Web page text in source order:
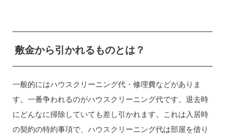
敷金から引かれるものとは？
一般的にはハウスクリーニング代・修理費などがありま
す。一番争われるのがハウスクリーニング代です。退去時
にどんなに掃除していても差し引かれます。これは入居時
の契約の特約事項で、ハウスクリーニング代は部屋を借り